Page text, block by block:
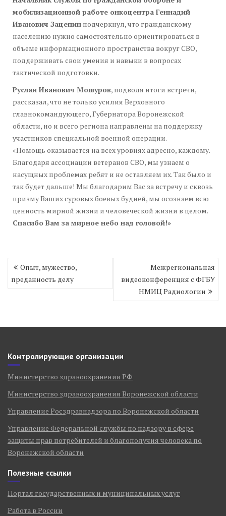
мобилизационной работе онкоцентра Геннадий
Иванович Зацепин подчеркнул, что гражданскому
населению нужно самостоятельно ориентироваться в
объеме информационного пространства вокруг СВО,
поддерживать свои умения и навыки в вопросах
тактической подготовки.
Руслан Иванович Мошуров, подводя итоги встречи,
рассказал, что не только усилия Верховного
главнокомандующего, Губернатора Воронежской
области, но и всего региона направлены на поддержку
участников специальной военной операции.
«Помощь оказывается на всех уровнях адресно, каждому.
Благодаря ассоциации ветеранов СВО, мы узнаем о
насущных проблемах ребят и не оставляем их. Так было и
так будет дальше! Мы благодарим Вас за встречу и сквозь
призму Ваших суровых боевых будней, мы осознаем всю
ценность мирной жизни и человеческой жизни в целом.
Спасибо Вам за мирное небо над головой!»
Навигация
по
записям
Опыт, мужество,
преданность делу
Межрегиональная
видеоконференция с ФГБУ
НМИЦ Радиологии
Контролирующие организации
Министерство здравоохранения РФ
Министерство здравоохранения Воронежской области
Управление Росздравнадзора по Воронежской области
Управление Федеральной службы по надзору в сфере
защиты прав потребителей и благополучия человека по
Воронежской области
Полезные ссылки
Портал государственных и муниципальных услуг
Работа в России